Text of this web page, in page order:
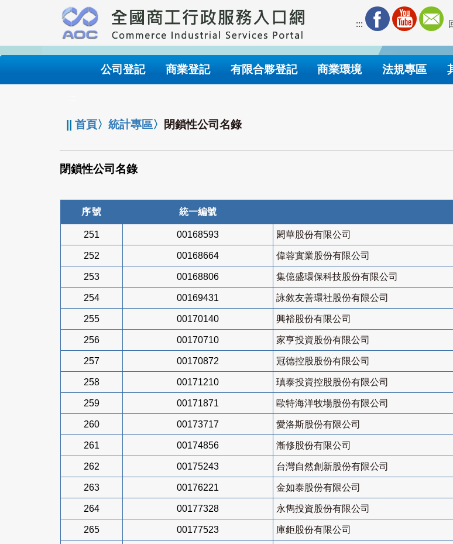
要
內
:::
公司登記 商業登記 有限合夥登記 商業環境 法規專區
||首頁〉統計專區〉 閉鎖性公司名錄
閉鎖性公司名錄
序號 統一編號
251 00168593 閎華股份有限公司
252 00168664 偉蓉實業股份有限公司
253 00168806 集億盛環保科技股份有限公司
254 00169431 詠敘友善環社股份有限公司
255 00170140 興裕股份有限公司
256 00170710 家亨投資股份有限公司
257 00170872 冠德控股股份有限公司
258 00171210 瑱泰投資控股股份有限公司
259 00171871 歐特海洋牧場股份有限公司
260 00173717 愛洛斯股份有限公司
261 00174856 漸修股份有限公司
262 00175243 台灣自然創新股份有限公司
263 00176221 金如泰股份有限公司
264 00177328 永雋投資股份有限公司
265 00177523 庫鉅股份有限公司